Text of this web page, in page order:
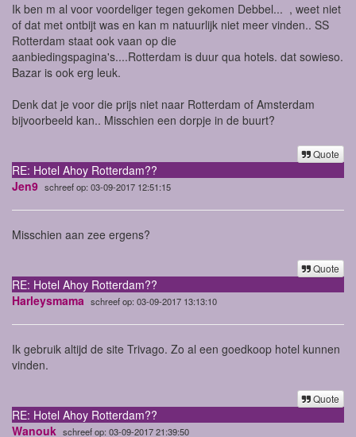
Ik ben m al voor voordeliger tegen gekomen Debbel... , weet niet
of dat met ontbijt was en kan m natuurlijk niet meer vinden.. SS
Rotterdam staat ook vaan op die
aanbiedingspagina's....Rotterdam is duur qua hotels. dat sowieso.
Bazar is ook erg leuk.
Denk dat je voor die prijs niet naar Rotterdam of Amsterdam
bijvoorbeeld kan.. Misschien een dorpje in de buurt?
Quote
RE: Hotel Ahoy Rotterdam??
Jen9 schreef op: 03-09-2017 12:51:15
Misschien aan zee ergens?
Quote
RE: Hotel Ahoy Rotterdam??
Harleysmama schreef op: 03-09-2017 13:13:10
Ik gebruik altijd de site Trivago. Zo al een goedkoop hotel kunnen
vinden.
Quote
RE: Hotel Ahoy Rotterdam??
Wanouk schreef op: 03-09-2017 21:39:50